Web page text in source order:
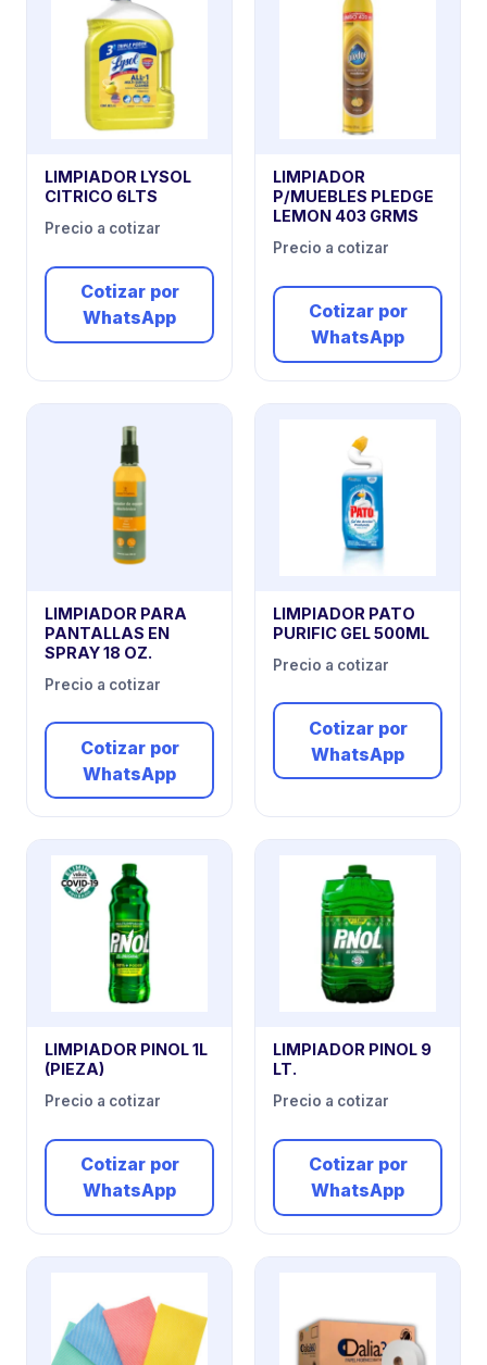
LIMPIADOR LYSOL
CITRICO 6LTS
Precio a cotizar
Cotizar por
WhatsApp
LIMPIADOR
P/MUEBLES PLEDGE
LEMON 403 GRMS
Precio a cotizar
Cotizar por
WhatsApp
LIMPIADOR PARA
PANTALLAS EN
SPRAY 18 OZ.
Precio a cotizar
Cotizar por
WhatsApp
LIMPIADOR PATO
PURIFIC GEL 500ML
Precio a cotizar
Cotizar por
WhatsApp
LIMPIADOR PINOL 1L
(PIEZA)
Precio a cotizar
Cotizar por
WhatsApp
LIMPIADOR PINOL 9
LT.
Precio a cotizar
Cotizar por
WhatsApp